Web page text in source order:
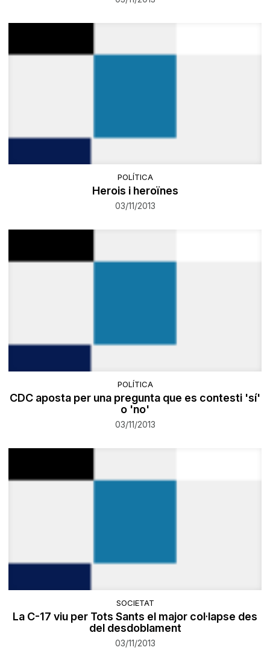
POLÍTICA
Herois i heroïnes
03/11/2013
POLÍTICA
CDC aposta per una pregunta que es contesti 'sí'
o 'no'
03/11/2013
SOCIETAT
La C-17 viu per Tots Sants el major col·lapse des
del desdoblament
03/11/2013